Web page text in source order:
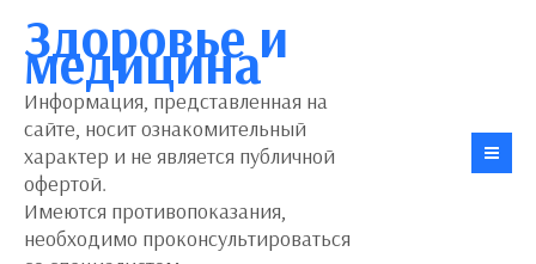
Здоровье и
медицина
Информация, представленная на
сайте, носит ознакомительный
характер и не является публичной
офертой.
Имеются противопоказания,
необходимо проконсультироваться